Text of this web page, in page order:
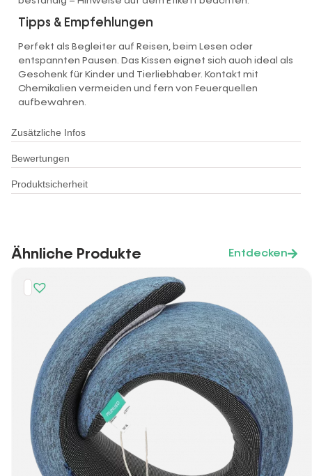
Zusätzliche Infos
Bewertungen
Produktsicherheit
Tipps & Empfehlungen
Perfekt als Begleiter auf Reisen, beim Lesen oder
entspannten Pausen. Das Kissen eignet sich auch ideal als
Geschenk für Kinder und Tierliebhaber. Kontakt mit
Chemikalien vermeiden und fern von Feuerquellen
aufbewahren.
Ähnliche Produkte Entdecken